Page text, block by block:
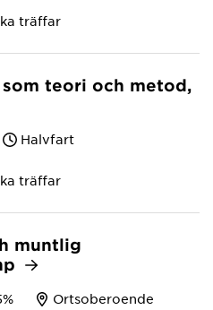
träffar
teori och metod,
Halvfart
träffar
muntlig
Ortsoberoende